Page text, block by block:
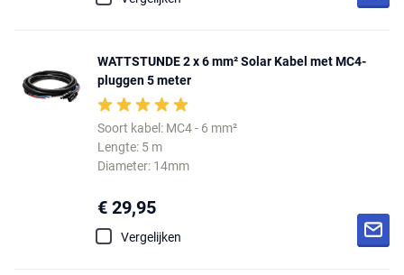
WATTSTUNDE 2 x 6 mm² Solar Kabel met MC4-
pluggen 5 meter
Soort kabel: MC4 - 6 mm²
Lengte: 5 m
Diameter: 14mm
€ 29,95
Vergelijken